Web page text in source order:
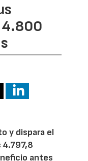
y dispara el
4.797,8
antes